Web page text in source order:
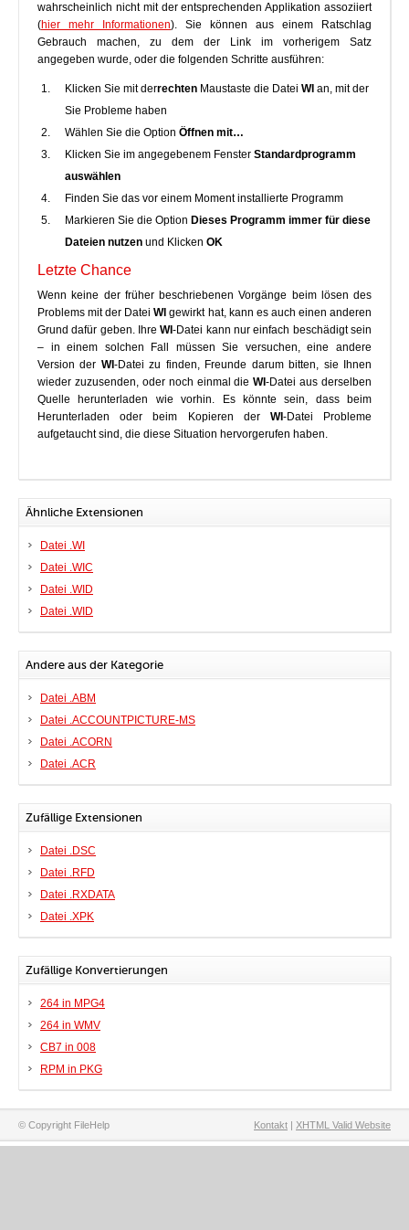
wahrscheinlich nicht mit der entsprechenden Applikation assoziiert
(hier mehr Informationen). Sie können aus einem Ratschlag
Gebrauch machen, zu dem der Link im vorherigem Satz
angegeben wurde, oder die folgenden Schritte ausführen:
Klicken Sie mit derrechten Maustaste die Datei WI an, mit der
Sie Probleme haben
Wählen Sie die Option Öffnen mit…
Klicken Sie im angegebenem Fenster Standardprogramm
auswählen
Finden Sie das vor einem Moment installierte Programm
Markieren Sie die Option Dieses Programm immer für diese
Dateien nutzen und Klicken OK
Letzte Chance
Wenn keine der früher beschriebenen Vorgänge beim lösen des
Problems mit der DateiWI gewirkt hat, kann es auch einen anderen
Grund dafür geben. IhreWI-Datei kann nur einfach beschädigt sein
– in einem solchen Fall müssen Sie versuchen, eine andere
Version der WI-Datei zu finden, Freunde darum bitten, sie Ihnen
wieder zuzusenden, oder noch einmal dieWI-Datei aus derselben
Quelle herunterladen wie vorhin. Es könnte sein, dass beim
Herunterladen oder beim Kopieren der WI-Datei Probleme
aufgetaucht sind, die diese Situation hervorgerufen haben.
Ähnliche Extensionen
Datei .WI
Datei .WIC
Datei .WID
Datei .WID
Andere aus der Kategorie
Datei .ABM
Datei .ACCOUNTPICTURE-MS
Datei .ACORN
Datei .ACR
Zufällige Extensionen
Datei .DSC
Datei .RFD
Datei .RXDATA
Datei .XPK
Zufällige Konvertierungen
264 in MPG4
264 in WMV
CB7 in 008
RPM in PKG
© Copyright FileHelp Kontakt | XHTML Valid Website